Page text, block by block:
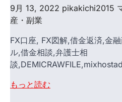
9月 13, 2022 pikakichi2015
産・副業
FX口座, FX図解,借金返済,金
ル,借金相談,弁護士相
談
もっと読む